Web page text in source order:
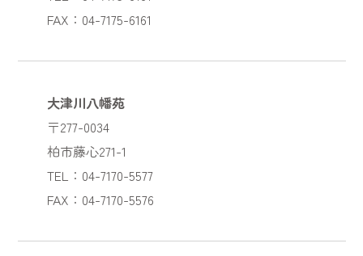
FAX：04-7175-6161
大津川八幡苑
〒277-0034
柏市藤心271-1
TEL：04-7170-5577
FAX：04-7170-5576